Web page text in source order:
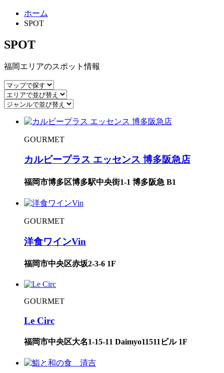
ホーム
SPOT
SPOT
福岡エリアのスポット情報
GOURMET
カルビープラス エッセンス 博多阪急店
福岡市博多区博多駅中央街1-1 博多阪急 B1
GOURMET
洋食ワインVin
福岡市中央区赤坂2-3-6 1F
GOURMET
Le Circ
福岡市中央区大名1-15-11 Daimyo11511ビル 1F